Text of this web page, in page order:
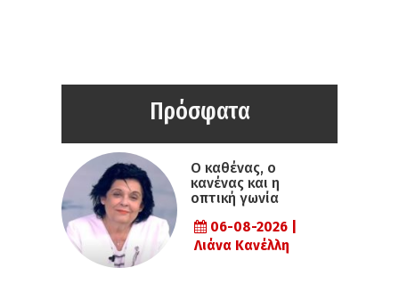
Πρόσφατα
Ο καθένας, ο
κανένας και η
οπτική γωνία
06-08-2026 |
Λιάνα Κανέλλη